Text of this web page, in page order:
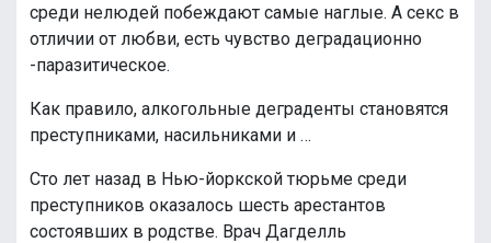
среди нелюдей побеждают самые наглые. А секс в
отличии от любви, есть чувство деградационно
-паразитическое.
Как правило, алкогольные деграденты становятся
преступниками, насильниками и …
Сто лет назад в Нью-йоркской тюрьме среди
преступников оказалось шесть арестантов
состоявших в родстве. Врач Дагделль